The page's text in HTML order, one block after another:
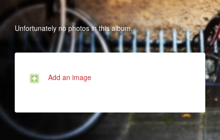
Unfortunately no photos in this album.
Add an image